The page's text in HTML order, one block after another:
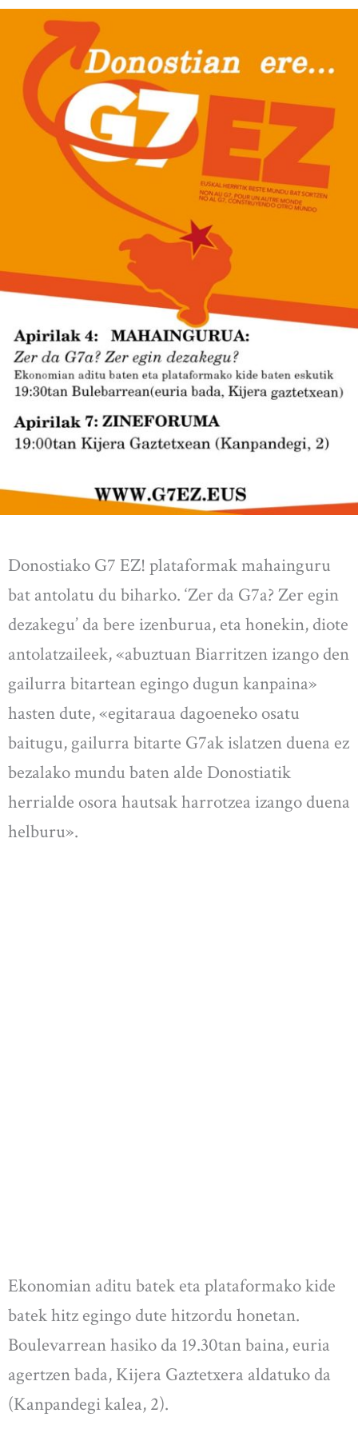
Donostiako G7 EZ! plataformak mahainguru
bat antolatu du biharko. ‘Zer da G7a? Zer egin
dezakegu’ da bere izenburua, eta honekin, diote
antolatzaileek, «abuztuan Biarritzen izango den
gailurra bitartean egingo dugun kanpaina»
hasten dute, «egitaraua dagoeneko osatu
baitugu, gailurra bitarte G7ak islatzen duena ez
bezalako mundu baten alde Donostiatik
herrialde osora hautsak harrotzea izango duena
helburu».
Ekonomian aditu batek eta plataformako kide
batek hitz egingo dute hitzordu honetan.
Boulevarrean hasiko da 19.30tan baina, euria
agertzen bada, Kijera Gaztetxera aldatuko da
(Kanpandegi kalea, 2).